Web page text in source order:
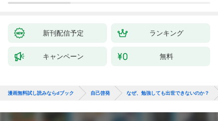
新刊配信予定 ランキング
キャンペーン 無料
漫画無料試し読みならdブック 自己啓発 なぜ、勉強しても出世できないのか？